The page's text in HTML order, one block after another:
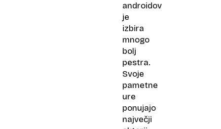
androidov
je
izbira
mnogo
bolj
pestra.
Svoje
pametne
ure
ponujajo
največji